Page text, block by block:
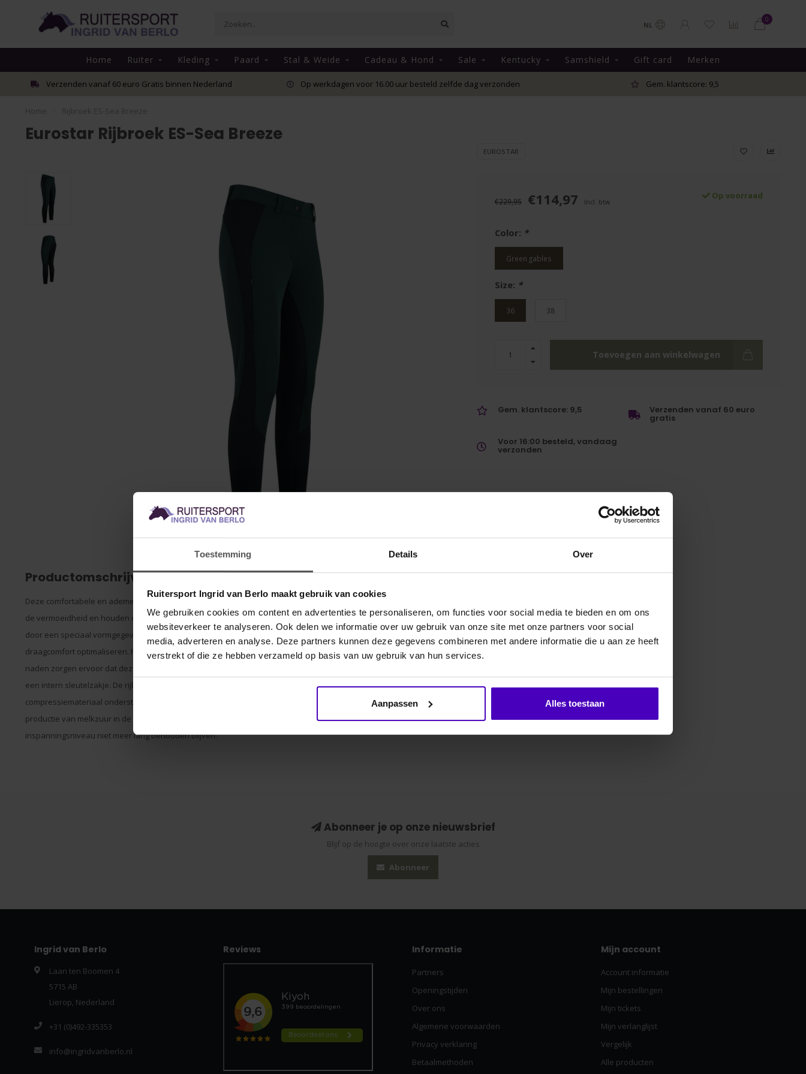
Toestemming Details Over
Ruitersport Ingrid van Berlo maakt gebruik van cookies
We gebruiken cookies om content en advertenties te personaliseren, om functies voor social media te bieden en om ons
websiteverkeer te analyseren. Ook delen we informatie over uw gebruik van onze site met onze partners voor social
media, adverteren en analyse. Deze partners kunnen deze gegevens combineren met andere informatie die u aan ze heeft
verstrekt of die ze hebben verzameld op basis van uw gebruik van hun services.
Aanpassen Alles toestaan
NL
0
Home Ruiter Kleding Paard Stal & Weide Cadeau & Hond Sale Kentucky Samshield Gift card Merken
Verzenden vanaf 60 euro Gratis binnen Nederland Op werkdagen voor 16.00 uur besteld zelfde dag verzonden Gem. klantscore: 9,5
Eurostar Rijbroek ES-Sea Breeze
EUROSTAR
€229,95 €114,97 Incl. btw
Op voorraad
Color: *
Green gables
Size: *
36 38
Toevoegen aan winkelwagen
Gem. klantscore: 9,5 Verzenden vanaf 60 euro
gratis
Voor 16:00 besteld, vandaag
verzonden
Productomschrijving
Deze comfortabele en ademende rijbroeken bieden door speciale compressiezones spierondersteuning, reduceren
de vermoeidheid en houden de spieren onder spanning. Het zeer innovatieve design onderscheidt zich onder andere
door een speciaal vormgegeven band en lasergesneden zomen, die het volume reduceren en tegelijkertijd het
draagcomfort optimaliseren. Robuust versterkt siliconen zitvlak voor uitstekende stabiliteit in het zadel. Ergonomische
naden zorgen ervoor dat deze breeches zich prima aan uw lichaamsvorm aanpassen. Een zakje met ritssluiting en
een intern sleutelzakje. De rijbroek bestaat uit ultralicht 360-stretch-materiaal met aangenaam zachte haptiek. Het
compressiemateriaal ondersteunt door de gericht vaste druk niet alleen de spieren, maar verlangzaamt ook de
productie van melkzuur in de spier. Als er veel melkzuur in de spier wordt geproduceerd, kan het actuele
inspanningsniveau niet meer lang behouden blijven.
Gerelateerde producten
Abonneer je op onze nieuwsbrief
Blijf op de hoogte over onze laatste acties
Abonneer
Ingrid van Berlo
Laan ten Boomen 4
5715 AB
Lierop, Nederland
+31 (0)492-335353
info@ingridvanberlo.nl
Reviews Informatie
Partners
Openingstijden
Over ons
Algemene voorwaarden
Privacy verklaring
Betaalmethoden
Mijn account
Account informatie
Mijn bestellingen
Mijn tickets
Mijn verlanglijst
Vergelijk
Alle producten